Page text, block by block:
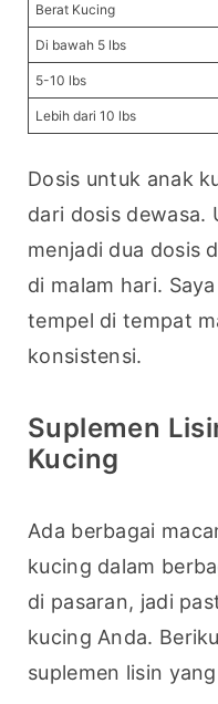
Berat Kucing
Di bawah 5 lbs
5-10 lbs
Lebih dari 10 lbs
Dosis untuk anak
dari dosis dewasa.
menjadi dua dosis
di malam hari.
tempel di tempat
konsistensi.
Suplemen
Kucing
Ada berbagai
kucing dalam
di pasaran, jadi
kucing Anda.
suplemen lisin